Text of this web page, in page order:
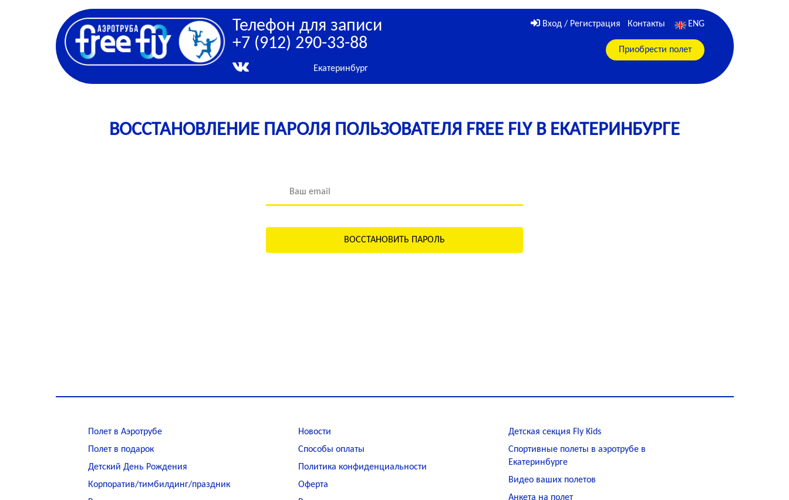
Телефон для записи
+7 (912) 290-33-88
Екатеринбург
Вход / Регистрация Контакты ENG
Приобрести полет
ВОССТАНОВЛЕНИЕ ПАРОЛЯ ПОЛЬЗОВАТЕЛЯ FREE FLY В ЕКАТЕРИНБУРГE
ВОССТАНОВИТЬ ПАРОЛЬ
Полет в Аэротрубе
Полет в подарок
Детский День Рождения
Корпоратив/тимбилдинг/праздник
Новости
Способы оплаты
Политика конфиденциальности
Оферта
Детская секция Fly Kids
Спортивные полеты в аэротрубе в
Екатеринбурге
Видео ваших полетов
Анкета на полет